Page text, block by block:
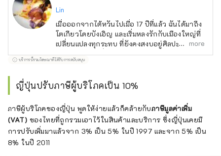
Lin
เมื่อออกจากไต้หวันไปเมื่อ 17 ปีที่แล้ว ฉันได้มาถึง
โตเกียวโดยบังเอิญ และเริ่มหลงรักกับเมืองใหญ่ที่
เปลี่ยนแปลงทุกระทบ ที่ยังคงสงบอยู่ศิลปะและ
วัฒนธรรมท้องถิ่นไว้ระทังใจ ท่ามกลางการดูแล
เด็ก ฉันชอบที่จะหาความผ่อนคลายที่สถานที่ที่
แน่นของประชากรประมาณ 30% แม้จะมีความ
เลือกตั้ง แต่ที่ฉันต้องการค้นหาความอร่อยคือ
และหลงรักในการทำอาหาร และการป้อนอาหาร
ผู้อื่น และกล่าวขอตนเองว่าเป็นสมาชิกสมาคมของ
ขนมชิปมันฝรั่ง
more
บริการนี้รวมโฆษณาที่ได้รับการสนับสนุน
ญี่ปุ่นปรับภาษีผู้บริโภคเป็น 10%
ภาษีผู้บริโภคของญี่ปุ่น พูดให้ง่ายแล้วก็คล้ายกับภาษีมูลค่าเพิ่ม
(VAT) ของไทยที่ถูกรวมเอาไว้ในสินค้าและบริการ ซึ่งญี่ปุ่นเคยมี
การปรับเพิ่มมาแล้วจาก 3% เป็น 5% ในปี 1997 และจาก 5% เป็น
8% ในปี 2011